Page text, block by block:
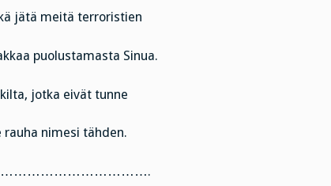
jätä meitä terroristien
puolustamasta Sinua.
jotka eivät tunne
nimesi tähden.